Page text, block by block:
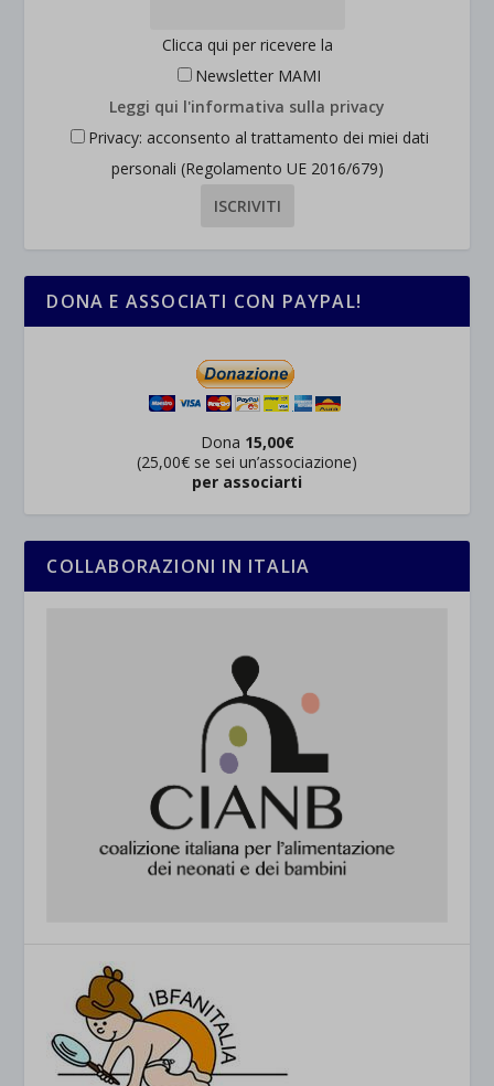
Clicca qui per ricevere la
Newsletter MAMI
Leggi qui l'informativa sulla privacy
Privacy: acconsento al trattamento dei miei dati
personali (Regolamento UE 2016/679)
DONA E ASSOCIATI CON PAYPAL!
Dona 15,00€
(25,00€ se sei un’associazione)
per associarti
COLLABORAZIONI IN ITALIA